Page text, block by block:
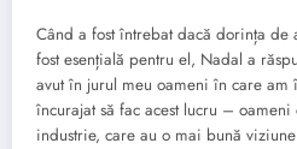
Când a fost întrebat dacă dorința
fost esențială pentru el, Nadal a
avut în jurul meu oameni în care am
încurajat să fac acest lucru – oameni
industrie, care au o mai bună